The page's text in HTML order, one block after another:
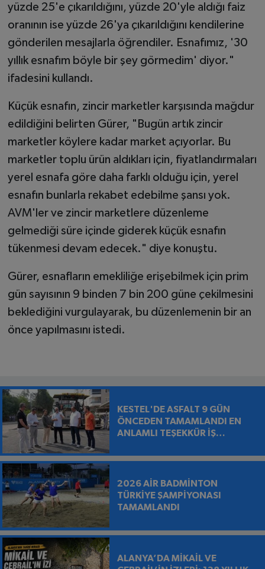
yüzde 25'e çıkarıldığını, yüzde 20'yle aldığı faiz
oranının ise yüzde 26'ya çıkarıldığını kendilerine
gönderilen mesajlarla öğrendiler. Esnafımız, '30
yıllık esnafım böyle bir şey görmedim' diyor."
ifadesini kullandı.
Küçük esnafın, zincir marketler karşısında mağdur
edildiğini belirten Gürer, "Bugün artık zincir
marketler köylere kadar market açıyorlar. Bu
marketler toplu ürün aldıkları için, fiyatlandırmaları
yerel esnafa göre daha farklı olduğu için, yerel
esnafın bunlarla rekabet edebilme şansı yok.
AVM'ler ve zincir marketlere düzenleme
gelmediği süre içinde giderek küçük esnafın
tükenmesi devam edecek." diye konuştu.
Gürer, esnafların emekliliğe erişebilmek için prim
gün sayısının 9 binden 7 bin 200 güne çekilmesini
beklediğini vurgulayarak, bu düzenlemenin bir an
önce yapılmasını istedi.
KESTEL'DE ASFALT 9 GÜN
ÖNCEDEN TAMAMLANDI EN
ANLAMLI TEŞEKKÜR İŞ
BIRAKILDI
2026 AİR BADMİNTON
TÜRKİYE ŞAMPİYONASI
TAMAMLANDI
ALANYA’DA MİKAİL VE